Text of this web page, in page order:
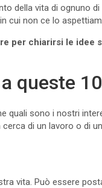
della vita di ognuno di
cui non ce lo
per chiarirsi le idee
queste
quali sono i nostri
di un lavoro o di
vita. Può essere